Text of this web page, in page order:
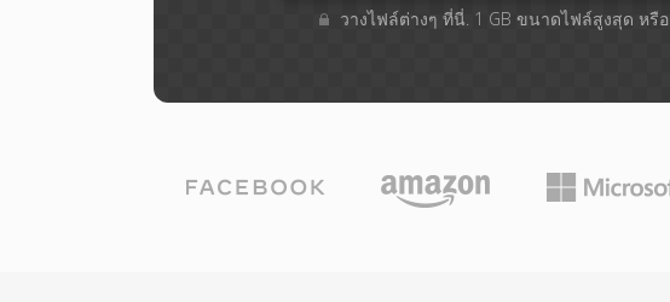
วางไฟล์ต่างๆ​ ที่นี่. 1 GB ขนาดไฟล์สูงสุด หรือ